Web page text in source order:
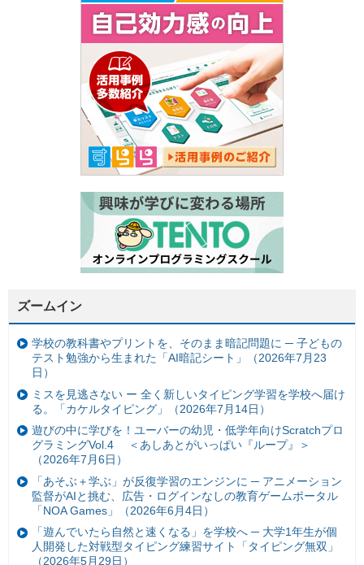
ズームイン
学校の教科書やプリントを、そのまま暗記問題に ─ 子どもの
テスト勉強から生まれた「AI暗記シート」（2026年7月23
日）
ミスを見逃さない ー 全く新しいタイピング学習を学校へ届け
る。「カケルタイピング」（2026年7月14日）
遊びの中に学びを！ユーバーの幼児・低学年向けScratchプロ
グラミングVol.4 ＜あしあとがいっぱい『ループ』＞
（2026年7月6日）
「あそぶ＋学ぶ」が反復学習のエンジンに ─ アニメーション
監督がAIと挑む、広告・ログインなしの教育ゲームポータル
「NOA Games」（2026年6月4日）
「遊んでいたら自然と速くなる」を学校へ ─ 大学1年生が個
人開発した対戦型タイピング練習サイト「タイピング無双」
（2026年5月29日）